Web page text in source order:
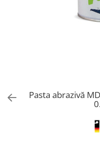
Pasta abrazivă